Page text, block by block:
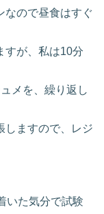
なので昼食はすぐ
すが、私は10分
メを、繰り返し
しますので、レジ
いた気分で試験